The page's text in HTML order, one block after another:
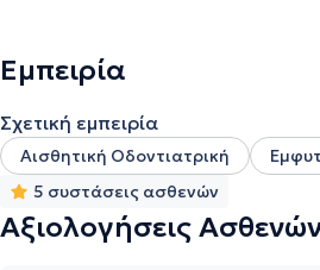
Εμπειρία
Σχετική εμπειρία
Αισθητική Οδοντιατρική
5 συστάσεις ασθενών
Αξιολογήσεις